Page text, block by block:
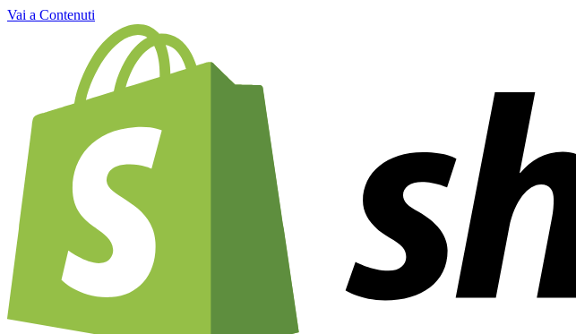
Vai a Contenuti